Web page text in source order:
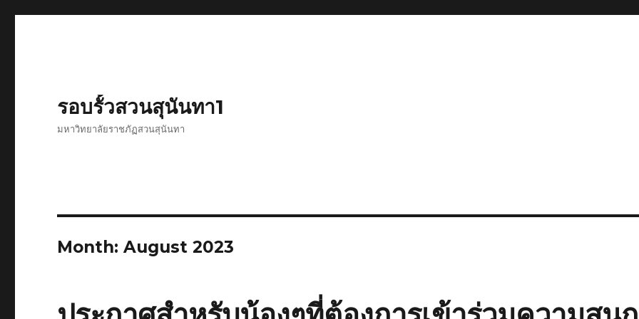
รอบรั้วสวนสุนันทา1
มหาวิทยาลัยราชภัฏสวนสุนันทา
Month: August 2023